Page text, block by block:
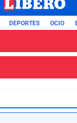
DEPORTES OCIO